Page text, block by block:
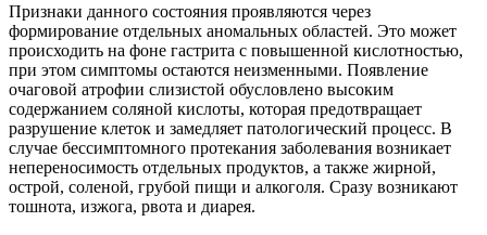
Признаки данного состояния проявляются через
формирование отдельных аномальных областей. Это может
происходить на фоне гастрита с повышенной кислотностью,
при этом симптомы остаются неизменными. Появление
очаговой атрофии слизистой обусловлено высоким
содержанием соляной кислоты, которая предотвращает
разрушение клеток и замедляет патологический процесс. В
случае бессимптомного протекания заболевания возникает
непереносимость отдельных продуктов, а также жирной,
острой, соленой, грубой пищи и алкоголя. Сразу возникают
тошнота, изжога, рвота и диарея.